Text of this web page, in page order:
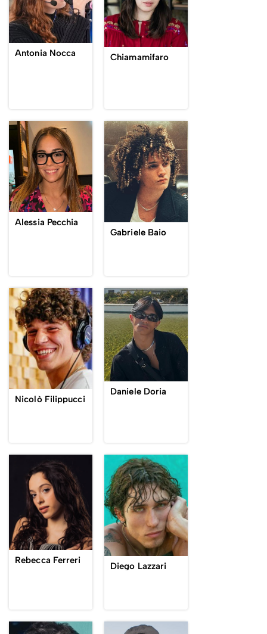
Antonia Nocca Chiamamifaro
Alessia Pecchia
Gabriele Baio
Nicolò Filippucci
Daniele Doria
Rebecca Ferreri
Diego Lazzari